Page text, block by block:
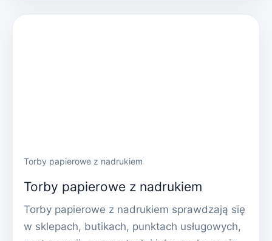
Torby papierowe z nadrukiem
Torby papierowe z nadrukiem
Torby papierowe z nadrukiem sprawdzają się
w sklepach, butikach, punktach usługowych,